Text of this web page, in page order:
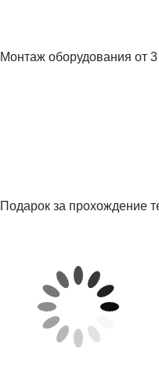
Монтаж оборудования от
Подарок за прохождение